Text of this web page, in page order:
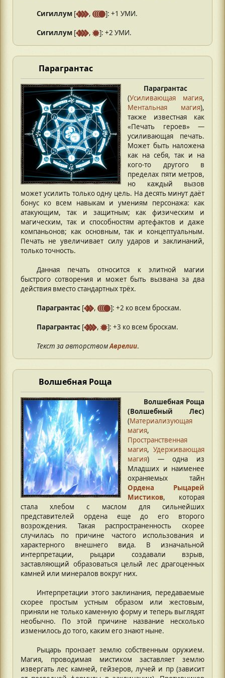
Сигиллум [ , ]: +1 УМИ.
Сигиллум [ , ]: +2 УМИ.
Парагрантас
Парагрантас
(Усиливающая магия,
Ментальная магия),
также известная как
«Печать героев» —
усиливающая печать.
Может быть наложена
как на себя, так и на
кого-то другого в
пределах пяти метров,
но каждый вызов
может усилить только одну цель. На десять минут даёт
бонус ко всем навыкам и умениям персонажа: как
атакующим, так и защитным; как физическим и
магическим, так и способностям артефактов и даже
компаньонов; как основным, так и концептуальным.
Печать не увеличивает силу ударов и заклинаний,
только точность.
Данная печать относится к элитной магии
быстрого сотворения и может быть вызвана за два
действия вместо стандартных трёх.
Парагрантас [ , ]: +2 ко всем броскам.
Парагрантас [ , ]: +3 ко всем броскам.
Текст за авторствомАврелии.
Волшебная Роща
Волшебная Роща
(Волшебный Лес)
(Материализующая
магия,
Пространственная
магия, Удерживающая
магия) — одна из
Младших и наименее
охраняемых тайн
Ордена Рыцарей
Мистиков, которая
стала хлебом с маслом для сильнейших
представителей ордена еще до его второго
возрождения. Такая распространенность скорее
случилась по причине частого использования и
характерного внешнего вида. В изначальной
интерпретации, рыцари создавали взрыв,
заставляющий образоваться целый лес драгоценных
камней или минералов вокруг них.
Интерпретации этого заклинания, передаваемые
скорее простым устным образом или жестовым,
приняли не только каменную форму и теперь выглядят
необычно. По этой причине название несколько
изменилось до того, каким его знают ныне.
Рыцарь пронзает землю собственным оружием.
Магия, проводимая мистиком заставляет землю
извергать лес камней, гейзеров, лучей и пр (зависит